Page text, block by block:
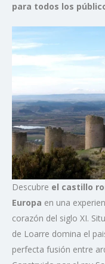
para todos los
Descubre el castillo
Europa en una
corazón del siglo XI.
de Loarre domina el
perfecta fusión entre